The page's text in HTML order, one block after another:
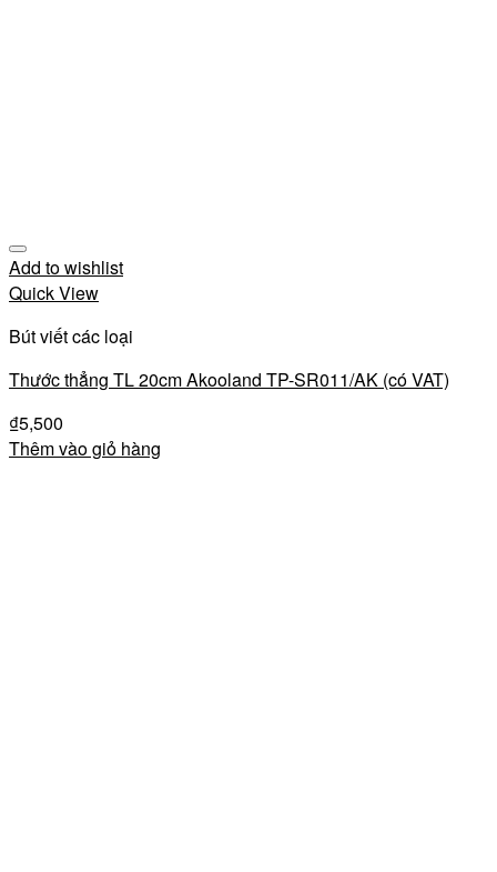
Add to wishlist
Quick View
Bút viết các loại
Thước thẳng TL 20cm Akooland TP-SR011/AK (có VAT)
₫5,500
Thêm vào giỏ hàng